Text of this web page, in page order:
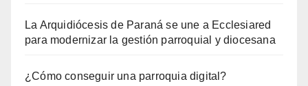
La Arquidiócesis de Paraná se une a Ecclesiared
para modernizar la gestión parroquial y diocesana
¿Cómo conseguir una parroquia digital?